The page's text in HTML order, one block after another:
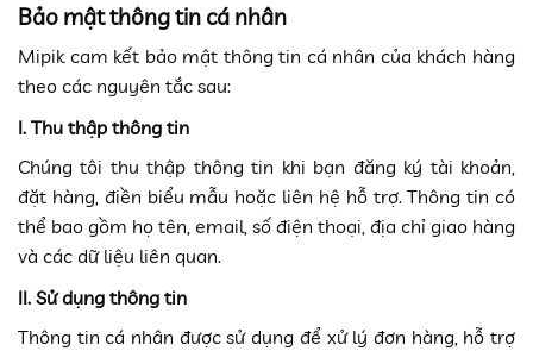
Bảo mật thông tin cá nhân
Mipik cam kết bảo mật thông tin cá nhân của khách hàng
theo các nguyên tắc sau:
I. Thu thập thông tin
Chúng tôi thu thập thông tin khi bạn đăng ký tài khoản,
đặt hàng, điền biểu mẫu hoặc liên hệ hỗ trợ. Thông tin có
thể bao gồm họ tên, email, số điện thoại, địa chỉ giao hàng
và các dữ liệu liên quan.
II. Sử dụng thông tin
Thông tin cá nhân được sử dụng để xử lý đơn hàng, hỗ trợ